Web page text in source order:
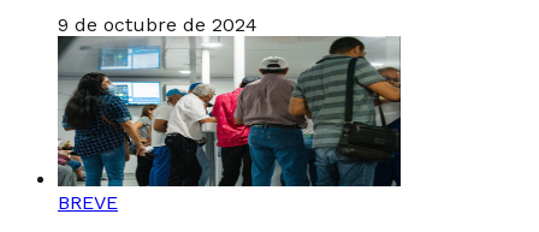
9 de octubre de 2024
BREVE